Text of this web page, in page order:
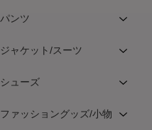
パンツ
ジャケット/スーツ
シューズ
ファッショングッズ/小物